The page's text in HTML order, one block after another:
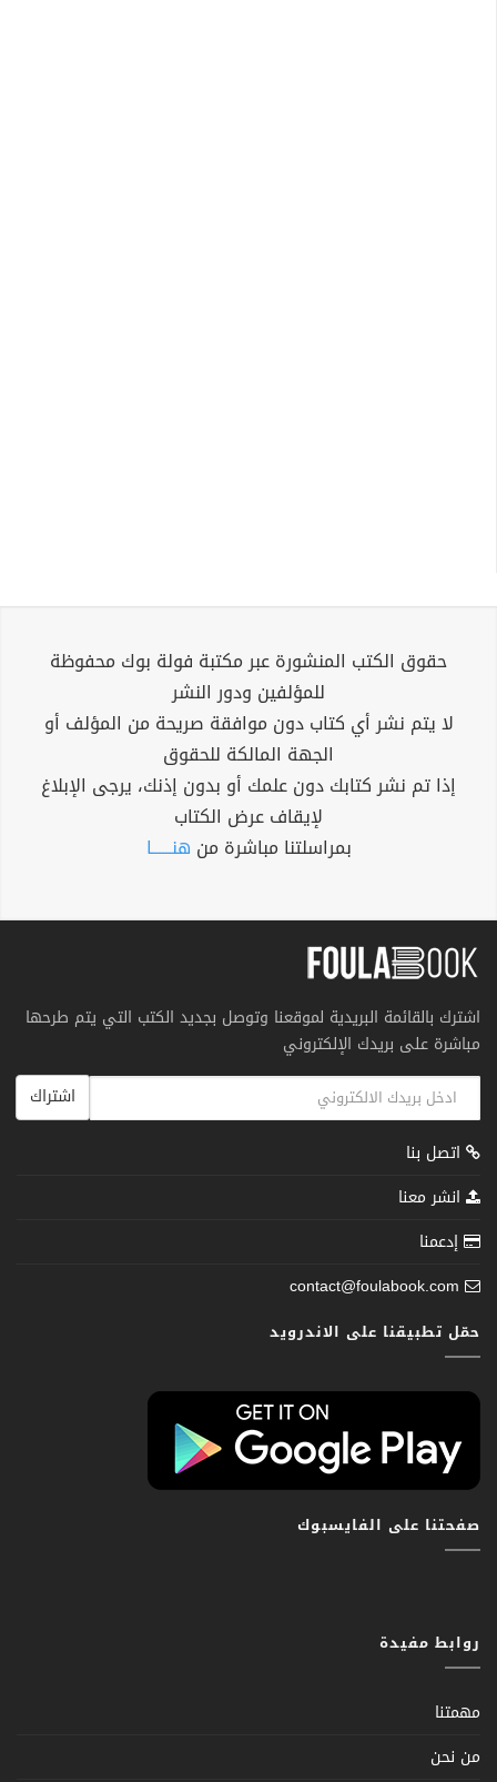
حقوق الكتب المنشورة عبر مكتبة فولة بوك محفوظة
للمؤلفين ودور النشر
لا يتم نشر أي كتاب دون موافقة صريحة من المؤلف أو
الجهة المالكة للحقوق
إذا تم نشر كتابك دون علمك أو بدون إذنك، يرجى الإبلاغ
لإيقاف عرض الكتاب
بمراسلتنا مباشرة من هنــــــا
اشترك بالقائمة البريدية لموقعنا وتوصل بجديد الكتب التي يتم طرحها
مباشرة على بريدك الإلكتروني
اشتراك
اتصل بنا
انشر معنا
إدعمنا
contact@foulabook.com
حمّل تطبيقنا على الاندرويد
صفحتنا على الفايسبوك
روابط مفيدة
مهمتنا
من نحن